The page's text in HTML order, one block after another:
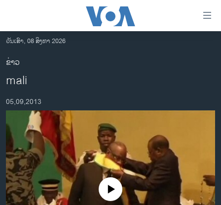
ເຂົ້າ
ຫາ
ຂ້າມ
ຂ້າມ
ໄປ
ຊອກ
ອາເມຣິກາ
ການເລືອກຕັ້ງ ປະທານາທີບໍດີ ສະຫະລັດ 2024
ຂ່າວ​ຈີນ
ໂລກ
ເອເຊຍ
ອິດສະຫຼະພາບດ້ານການຂ່າວ
ຊີວິດຊາວລາວ
ວັນເສົາ, 08 ສິງຫາ 2026
ຂ່າວ
mali
05,09,2013
No media source currently available